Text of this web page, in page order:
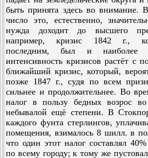
быть принята здесь во внимание.
число это, естественно,
нужда доходит до высшего
например, кризис 1842 г.,
последним, был и наиболее
интенсивность кризисов растёт с
ближайший кризис, который,
позже 1847 г., судя по всем
сильнее и продолжительнее. Во
налог в пользу бедных возрос
небывалой ещё степени. В
каждого фунта стерлингов,
помещения, взималось 8 шилл. в
что один этот налог составлял
по всему городу; к тому же